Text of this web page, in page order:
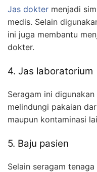
Jas dokter menjadi
medis. Selain
ini juga membantu
dokter.
4. Jas laboratorium
Seragam ini
melindungi pakaian
maupun kontaminasi
5. Baju pasien
Selain seragam